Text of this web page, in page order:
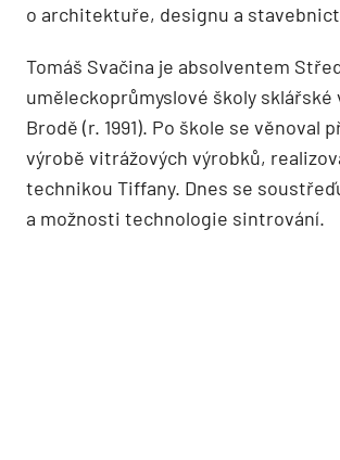
o architektuře, designu a
Tomáš Svačina je absolventem
uměleckoprůmyslové školy sklářské
Brodě (r. 1991). Po škole se věnoval
výrobě vitrážových výrobků,
technikou Tiffany. Dnes se
a možnosti technologie sintrování.